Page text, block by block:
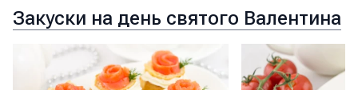
Закуски на день святого Валентина